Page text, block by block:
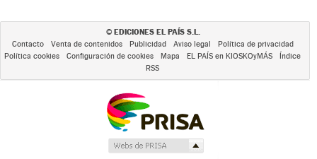
© EDICIONES EL PAÍS S.L.
Contacto Venta de contenidos Publicidad Aviso legal
Política de privacidad
Política cookies
Configuración de cookies Mapa EL PAÍS en KIOSKOyMÁS
Índice
RSS